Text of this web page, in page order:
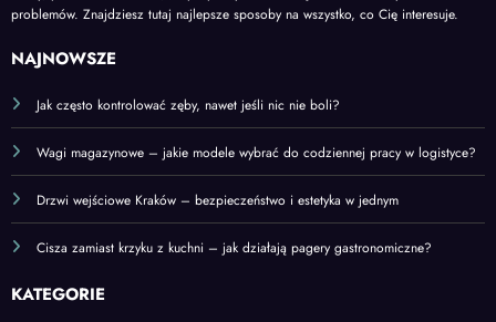
Wagi magazynowe – jakie modele wybrać do codziennej pracy w logistyce?
Drzwi wejściowe Kraków – bezpieczeństwo i estetyka w jednym
Cisza zamiast krzyku z kuchni – jak działają pagery gastronomiczne?